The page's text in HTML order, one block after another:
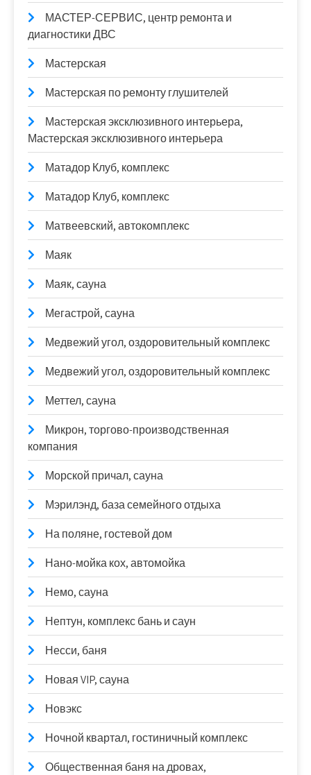
МАСТЕР-СЕРВИС, центр ремонта и
диагностики ДВС
Мастерская
Мастерская по ремонту глушителей
Мастерская эксклюзивного интерьера,
Мастерская эксклюзивного интерьера
Матадор Клуб, комплекс
Матадор Клуб, комплекс
Матвеевский, автокомплекс
Маяк
Маяк, сауна
Мегастрой, сауна
Медвежий угол, оздоровительный комплекс
Медвежий угол, оздоровительный комплекс
Меттел, сауна
Микрон, торгово-производственная
компания
Морской причал, сауна
Мэрилэнд, база семейного отдыха
На поляне, гостевой дом
Нано-мойка кох, автомойка
Немо, сауна
Нептун, комплекс бань и саун
Несси, баня
Новая VIP, сауна
Новэкс
Ночной квартал, гостиничный комплекс
Общественная баня на дровах,